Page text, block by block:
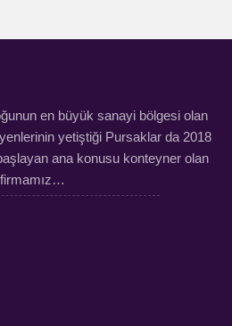
en büyük sanayi bölgesi olan
yetiştiği Pursaklar da 2018
ana konusu konteyner olan
firmamız…